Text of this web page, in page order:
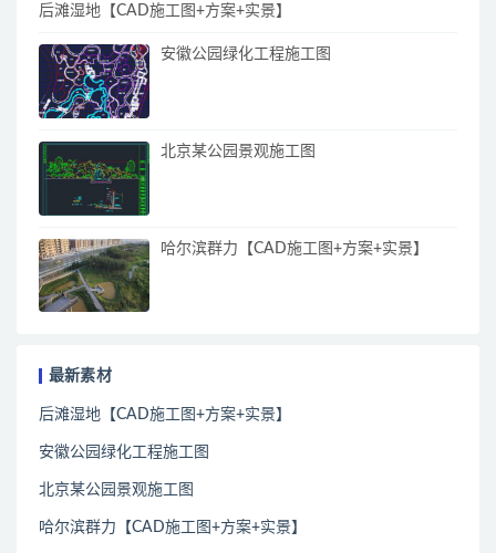
后滩湿地【CAD施工图+方案+实景】
安徽公园绿化工程施工图
北京某公园景观施工图
哈尔滨群力【CAD施工图+方案+实景】
最新素材
后滩湿地【CAD施工图+方案+实景】
安徽公园绿化工程施工图
北京某公园景观施工图
哈尔滨群力【CAD施工图+方案+实景】